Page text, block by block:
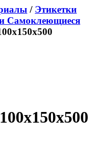
/ Этикетки
Самоклеющиеся